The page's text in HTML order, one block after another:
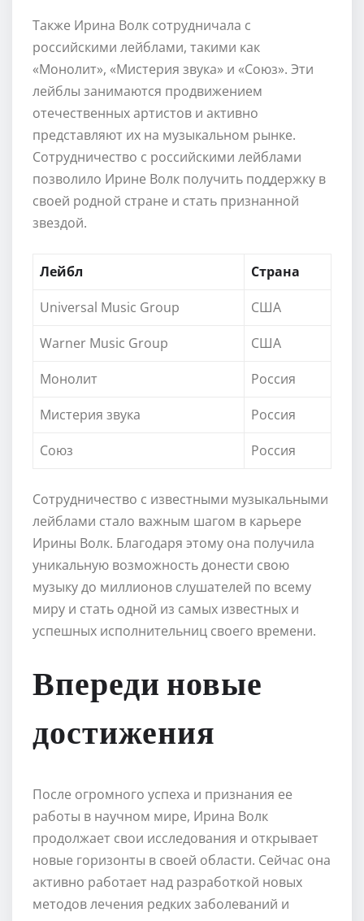
Также Ирина Волк сотрудничала с
российскими лейблами, такими как
«Монолит», «Мистерия звука» и «Союз». Эти
лейблы занимаются продвижением
отечественных артистов и активно
представляют их на музыкальном рынке.
Сотрудничество с российскими лейблами
позволило Ирине Волк получить поддержку в
своей родной стране и стать признанной
звездой.
Лейбл
Страна
Universal Music Group
США
Warner Music Group
США
Монолит
Россия
Мистерия звука
Россия
Союз
Россия
Сотрудничество с известными музыкальными
лейблами стало важным шагом в карьере
Ирины Волк. Благодаря этому она получила
уникальную возможность донести свою
музыку до миллионов слушателей по всему
миру и стать одной из самых известных и
успешных исполнительниц своего времени.
Впереди новые
достижения
После огромного успеха и признания ее
работы в научном мире, Ирина Волк
продолжает свои исследования и открывает
новые горизонты в своей области. Сейчас она
активно работает над разработкой новых
методов лечения редких заболеваний и